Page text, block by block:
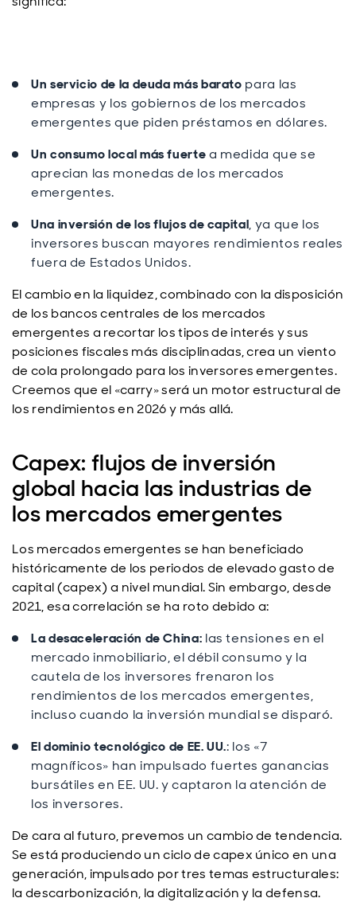
Un servicio de la deuda más barato para las
empresas y los gobiernos de los mercados
emergentes que piden préstamos en dólares.
Un consumo local más fuertea medida que se
aprecian las monedas de los mercados
emergentes.
Una inversión de los flujos de capital, ya que los
inversores buscan mayores rendimientos reales
fuera de Estados Unidos.
El cambio en la liquidez, combinado con la disposición
de los bancos centrales de los mercados
emergentes a recortar los tipos de interés y sus
posiciones fiscales más disciplinadas, crea un viento
de cola prolongado para los inversores emergentes.
Creemos que el «carry» será un motor estructural de
los rendimientos en 2026 y más allá.
Capex: flujos de inversión
global hacia las industrias de
los mercados emergentes
Los mercados emergentes se han beneficiado
históricamente de los periodos de elevado gasto de
capital (capex) a nivel mundial. Sin embargo, desde
2021, esa correlación se ha roto debido a:
La desaceleración de China: las tensiones en el
mercado inmobiliario, el débil consumo y la
cautela de los inversores frenaron los
rendimientos de los mercados emergentes,
incluso cuando la inversión mundial se disparó.
El dominio tecnológico de EE. UU.: los «7
magníficos» han impulsado fuertes ganancias
bursátiles en EE. UU. y captaron la atención de
los inversores.
De cara al futuro, prevemos un cambio de tendencia.
Se está produciendo un ciclo de capex único en una
generación, impulsado por tres temas estructurales:
la descarbonización, la digitalización y la defensa.